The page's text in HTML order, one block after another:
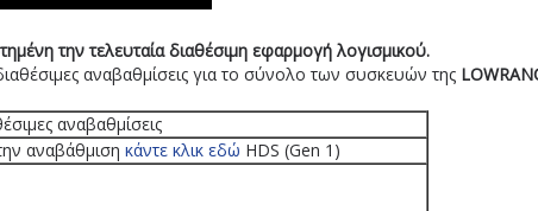
την τελευταία διαθέσιμη εφαρμογή λογισμικού.
αναβαθμίσεις για το σύνολο των συσκευών της
αναβαθμίσεις
αναβάθμιση κάντε κλικ εδώ HDS (Gen 1)